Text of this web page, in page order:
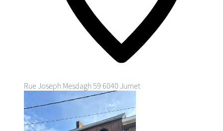
Rue Joseph Mesdagh 59 6040 Jumet